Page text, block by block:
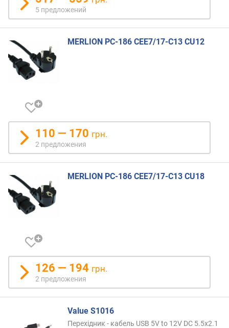
5 предложений
MERLION PC-186 CEE7/17-C13 CU12
110 — 170 грн.
2 предложения
MERLION PC-186 CEE7/17-C13 CU18
126 — 194 грн.
2 предложения
Value S1016
Перехідник - кабель USB 5V to 12V DC 5.5х2.1